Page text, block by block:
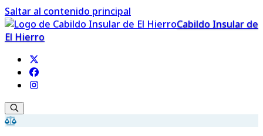
Saltar al contenido principal
Cabildo Insular de
El Hierro